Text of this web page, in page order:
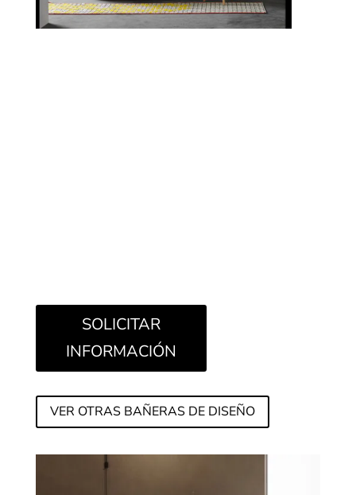
SOLICITAR
INFORMACIÓN
VER OTRAS BAÑERAS DE DISEÑO